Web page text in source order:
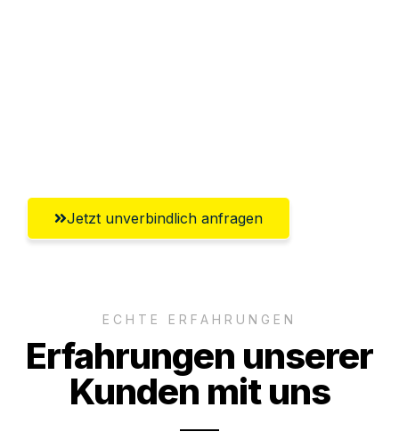
Jetzt unverbindlich anfragen
ECHTE ERFAHRUNGEN
Erfahrungen unserer
Kunden mit uns